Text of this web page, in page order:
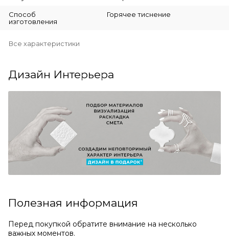
Способ
изготовления
Горячее тиснение
Все характеристики
Дизайн Интерьера
Полезная информация
Перед покупкой обратите внимание на несколько
важных моментов.